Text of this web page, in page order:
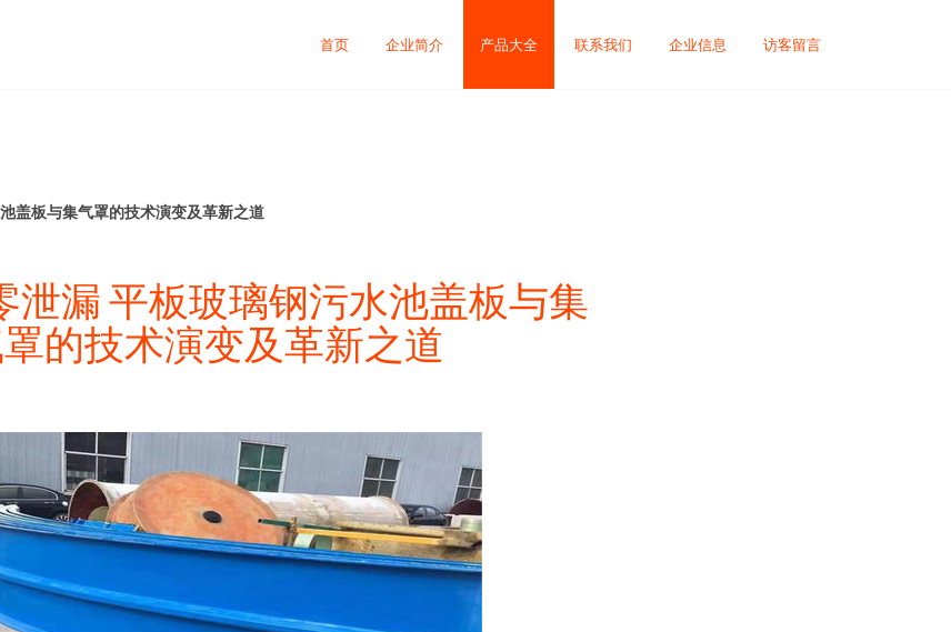
首页 企业简介 产品大全 联系我们 企业信息 访客留言
盖板与集气罩的技术演变及革新之道
泄漏 平板玻璃钢污水池盖板与集
的技术演变及革新之道